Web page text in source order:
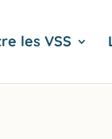
les VSS